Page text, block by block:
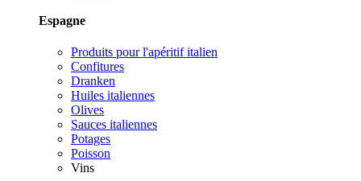
Espagne
Produits pour l'apéritif italien
Confitures
Dranken
Huiles italiennes
Olives
Sauces italiennes
Potages
Poisson
Vins